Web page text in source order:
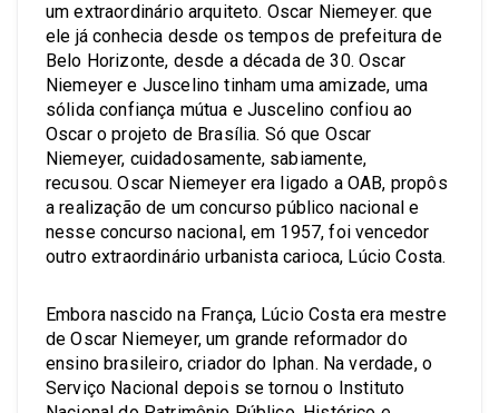
um extraordinário arquiteto. Oscar Niemeyer. que
ele já conhecia desde os tempos de prefeitura de
Belo Horizonte, desde a década de 30. Oscar
Niemeyer e Juscelino tinham uma amizade, uma
sólida confiança mútua e Juscelino confiou ao
Oscar o projeto de Brasília. Só que Oscar
Niemeyer, cuidadosamente, sabiamente,
recusou. Oscar Niemeyer era ligado a OAB, propôs
a realização de um concurso público nacional e
nesse concurso nacional, em 1957, foi vencedor
outro extraordinário urbanista carioca, Lúcio Costa.
Embora nascido na França, Lúcio Costa era mestre
de Oscar Niemeyer, um grande reformador do
ensino brasileiro, criador do Iphan. Na verdade, o
Serviço Nacional depois se tornou o Instituto